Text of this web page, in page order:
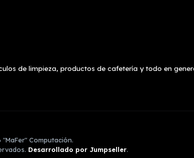
de limpieza, productos de cafetería y todo en
"MaFer" Computación.
Desarrollado por Jumpseller.